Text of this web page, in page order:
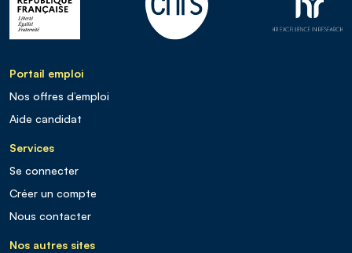
Portail emploi
Nos offres d’emploi
Aide candidat
Services
Se connecter
Créer un compte
Nous contacter
Nos autres sites